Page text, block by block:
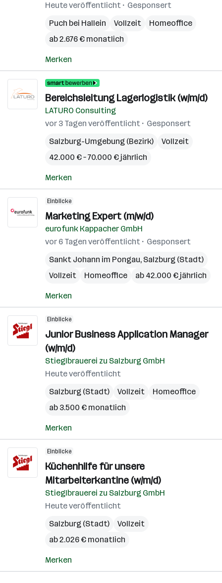
Heute veröffentlicht
Gesponsert
Puch bei Hallein
Vollzeit
Homeoffice
ab 2.676 € monatlich
Merken
Bereichsleitung Lagerlogistik (w/m/d)
LATURO Consulting
vor 3 Tagen veröffentlicht
Gesponsert
Salzburg-Umgebung (Bezirk)
Vollzeit
42.000 € – 70.000 € jährlich
Merken
Einblicke
Marketing Expert (m/w/d)
eurofunk Kappacher GmbH
vor 6 Tagen veröffentlicht
Gesponsert
Sankt Johann im Pongau, Salzburg (Stadt)
Vollzeit
Homeoffice ab 42.000 € jährlich
Merken
Einblicke
Junior Business Application Manager
(w/m/d)
Stieglbrauerei zu Salzburg GmbH
Heute veröffentlicht
Salzburg (Stadt)
Vollzeit
Homeoffice
ab 3.500 € monatlich
Merken
Einblicke
Küchenhilfe für unsere
Mitarbeiterkantine (w/m/d)
Stieglbrauerei zu Salzburg GmbH
Heute veröffentlicht
Salzburg (Stadt)
Vollzeit
ab 2.026 € monatlich
Merken